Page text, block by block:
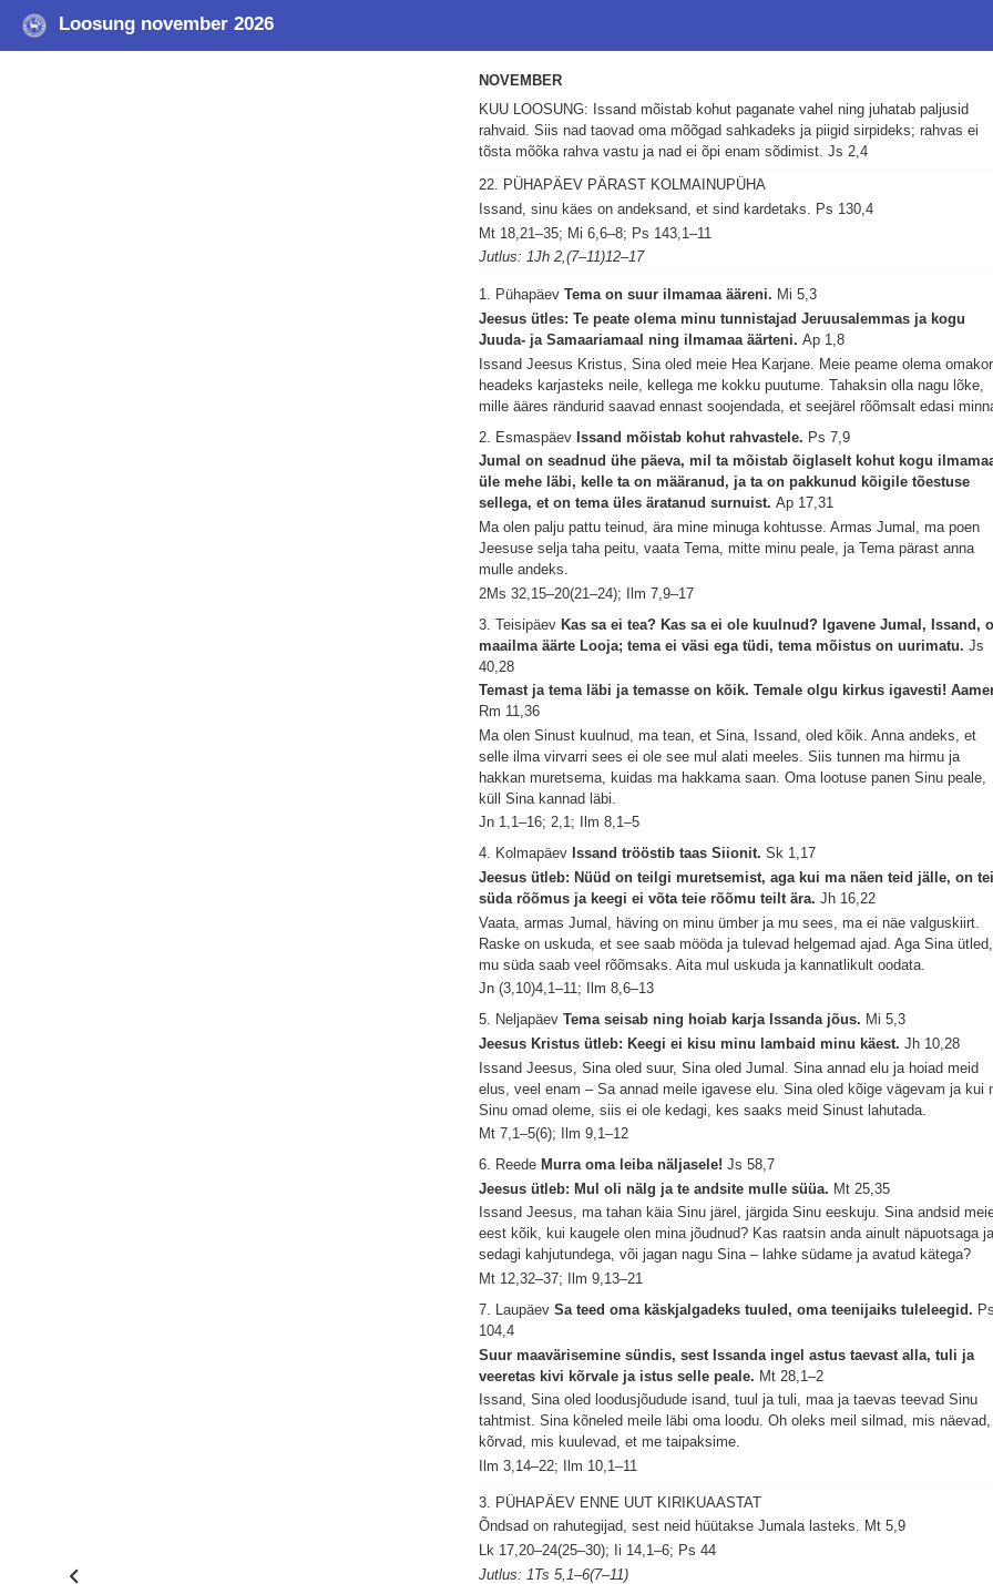
Loosung november 2026
NOVEMBER
KUU LOOSUNG: Issand mõistab kohut paganate vahel ning juhatab paljusid
rahvaid. Siis nad taovad oma mõõgad sahkadeks ja piigid sirpideks; rahvas ei
tõsta mõõka rahva vastu ja nad ei õpi enam sõdimist.Js 2,4
22. PÜHAPÄEV PÄRAST KOLMAINUPÜHA
Issand, sinu käes on andeksand, et sind kardetaks.
Ps 130,4
Mt 18,21–35; Mi 6,6–8; Ps 143,1–11
Jutlus: 1Jh 2,(7–11)12–17
1. PühapäevTema on suur ilmamaa ääreni. Mi 5,3
Jeesus ütles: Te peate olema minu tunnistajad Jeruusalemmas ja kogu
Juuda- ja Samaariamaal ning ilmamaa äärteni.Ap 1,8
Issand Jeesus Kristus, Sina oled meie Hea Karjane. Meie peame olema
headeks karjasteks neile, kellega me kokku puutume. Tahaksin olla nagu lõke,
mille ääres rändurid saavad ennast soojendada, et seejärel rõõmsalt edasi
2. EsmaspäevIssand mõistab kohut rahvastele. Ps 7,9
Jumal on seadnud ühe päeva, mil ta mõistab õiglaselt kohut kogu
üle mehe läbi, kelle ta on määranud, ja ta on pakkunud kõigile tõestuse
sellega, et on tema üles äratanud surnuist.Ap 17,31
Ma olen palju pattu teinud, ära mine minuga kohtusse. Armas Jumal, ma poen
Jeesuse selja taha peitu, vaata Tema, mitte minu peale, ja Tema pärast anna
mulle andeks.
2Ms 32,15–20(21–24); Ilm 7,9–17
3. TeisipäevKas sa ei tea? Kas sa ei ole kuulnud? Igavene Jumal, Issand,
maailma äärte Looja; tema ei väsi ega tüdi, tema mõistus on uurimatu.Js
40,28
Temast ja tema läbi ja temasse on kõik. Temale olgu kirkus igavesti!
Rm 11,36
Ma olen Sinust kuulnud, ma tean, et Sina, Issand, oled kõik. Anna andeks, et
selle ilma virvarri sees ei ole see mul alati meeles. Siis tunnen ma hirmu ja
hakkan muretsema, kuidas ma hakkama saan. Oma lootuse panen Sinu peale,
küll Sina kannad läbi.
Jn 1,1–16; 2,1; Ilm 8,1–5
4. Kolmapäev Issand trööstib taas Siionit.Sk 1,17
Jeesus ütleb: Nüüd on teilgi muretsemist, aga kui ma näen teid jälle, on
süda rõõmus ja keegi ei võta teie rõõmu teilt ära.Jh 16,22
Vaata, armas Jumal, häving on minu ümber ja mu sees, ma ei näe valguskiirt.
Raske on uskuda, et see saab mööda ja tulevad helgemad ajad. Aga Sina
mu süda saab veel rõõmsaks. Aita mul uskuda ja kannatlikult oodata.
Jn (3,10)4,1–11; Ilm 8,6–13
5. NeljapäevTema seisab ning hoiab karja Issanda jõus. Mi 5,3
Jeesus Kristus ütleb: Keegi ei kisu minu lambaid minu käest.Jh 10,28
Issand Jeesus, Sina oled suur, Sina oled Jumal. Sina annad elu ja hoiad meid
elus, veel enam – Sa annad meile igavese elu. Sina oled kõige vägevam ja kui
Sinu omad oleme, siis ei ole kedagi, kes saaks meid Sinust lahutada.
Mt 7,1–5(6); Ilm 9,1–12
6. Reede Murra oma leiba näljasele!Js 58,7
Jeesus ütleb: Mul oli nälg ja te andsite mulle süüa. Mt 25,35
Issand Jeesus, ma tahan käia Sinu järel, järgida Sinu eeskuju. Sina andsid
eest kõik, kui kaugele olen mina jõudnud? Kas raatsin anda ainult näpuotsaga
sedagi kahjutundega, või jagan nagu Sina – lahke südame ja avatud kätega?
Mt 12,32–37; Ilm 9,13–21
7. LaupäevSa teed oma käskjalgadeks tuuled, oma teenijaiks tuleleegid. Ps
104,4
Suur maavärisemine sündis, sest Issanda ingel astus taevast alla, tuli ja
veeretas kivi kõrvale ja istus selle peale. Mt 28,1–2
Issand, Sina oled loodusjõudude isand, tuul ja tuli, maa ja taevas teevad Sinu
tahtmist. Sina kõneled meile läbi oma loodu. Oh oleks meil silmad, mis
kõrvad, mis kuulevad, et me taipaksime.
Ilm 3,14–22; Ilm 10,1–11
3. PÜHAPÄEV ENNE UUT KIRIKUAASTAT
Õndsad on rahutegijad, sest neid hüütakse Jumala lasteks. Mt 5,9
Lk 17,20–24(25–30); Ii 14,1–6; Ps 44
Jutlus: 1Ts 5,1–6(7–11)